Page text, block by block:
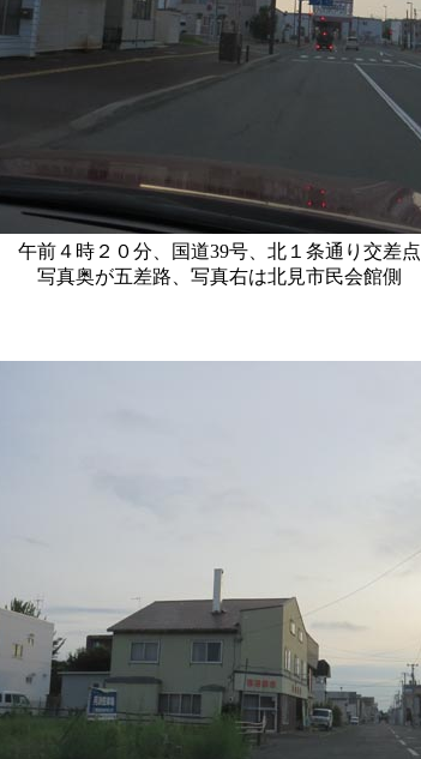
午前４時２０分、国道39号、北１条通り交差点
写真奥が五差路、写真右は北見市民会館側